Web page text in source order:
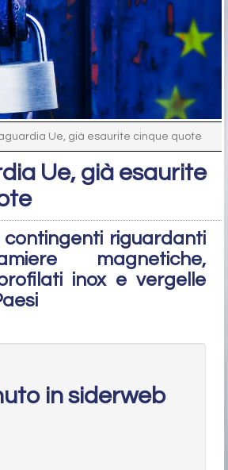
Ue, già esaurite cinque quote
Ue, già esaurite
contingenti riguardanti
magnetiche,
inox e vergelle
in siderweb